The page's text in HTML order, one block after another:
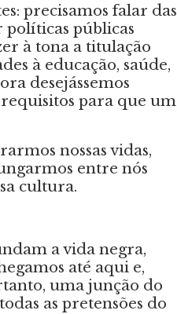
precisamos falar das
políticas públicas
à tona a titulação
à educação, saúde,
desejássemos
para que um
nossas vidas,
entre nós
cultura.
a vida negra,
até aqui e,
uma junção do
as pretensões do